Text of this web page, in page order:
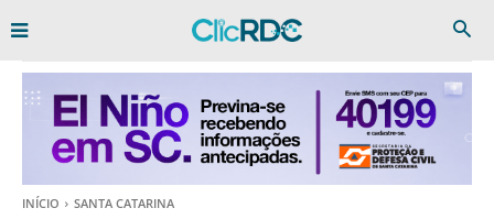
INÍCIO SANTA CATARINA